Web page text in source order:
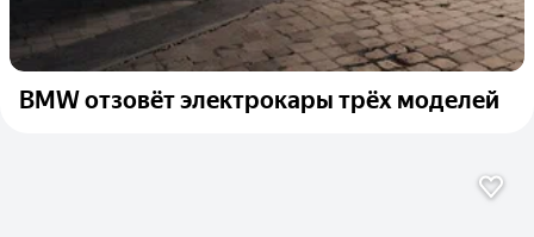
BMW отзовёт электрокары трёх моделей